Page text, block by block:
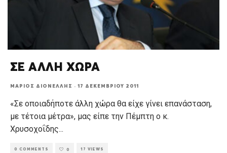
ΣΕ ΑΛΛΗ ΧΩΡΑ
ΜΆΡΙΟΣ ΔΙΟΝΈΛΛΗΣ · 17 ΔΕΚΕΜΒΡΊΟΥ 2011
«Σε οποιαδήποτε άλλη χώρα θα είχε γίνει επανάσταση,
με τέτοια μέτρα», μας είπε την Πέμπτη ο κ.
Χρυσοχοΐδης...
0 COMMENTS 0 17 VIEWS